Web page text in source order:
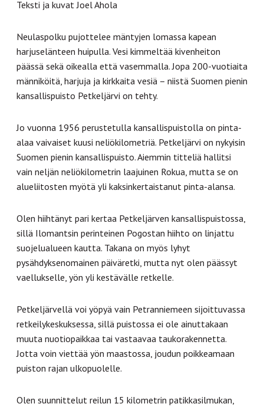
Teksti ja kuvat Joel Ahola
Neulaspolku pujottelee mäntyjen lomassa kapean
harjuselänteen huipulla. Vesi kimmeltää kivenheiton
päässä sekä oikealla että vasemmalla. Jopa 200-vuotiaita
männiköitä, harjuja ja kirkkaita vesiä – niistä Suomen pienin
kansallispuisto Petkeljärvi on tehty.
Jo vuonna 1956 perustetulla kansallispuistolla on pinta-
alaa vaivaiset kuusi neliökilometriä. Petkeljärvi on nykyisin
Suomen pienin kansallispuisto. Aiemmin titteliä hallitsi
vain neljän neliökilometrin laajuinen Rokua, mutta se on
alueliitosten myötä yli kaksinkertaistanut pinta-alansa.
Olen hiihtänyt pari kertaa Petkeljärven kansallispuistossa,
sillä Ilomantsin perinteinen Pogostan hiihto on linjattu
suojelualueen kautta. Takana on myös lyhyt
pysähdyksenomainen päiväretki, mutta nyt olen päässyt
vaellukselle, yön yli kestävälle retkelle.
Petkeljärvellä voi yöpyä vain Petranniemeen sijoittuvassa
retkeilykeskuksessa, sillä puistossa ei ole ainuttakaan
muuta nuotiopaikkaa tai vastaavaa taukorakennetta.
Jotta voin viettää yön maastossa, joudun poikkeamaan
puiston rajan ulkopuolelle.
Olen suunnittelut reilun 15 kilometrin patikkasilmukan,